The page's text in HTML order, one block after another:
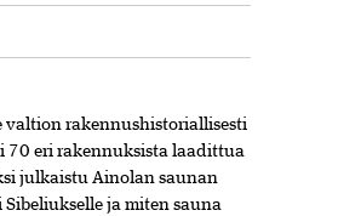
valtion rakennushistoriallisesti
70 eri rakennuksista laadittua
julkaistu Ainolan saunan
ja miten sauna